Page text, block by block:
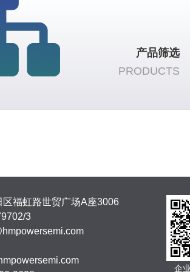
产品筛选
PRODUCTS
福虹路世贸广场A座3006
3
企